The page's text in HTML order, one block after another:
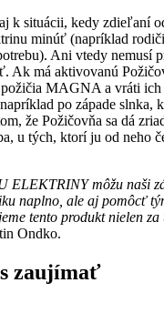
k situácii, kedy zdieľaní
minúť (napríklad
Ani vtedy nemusí
Ak má aktivovanú
MAGNA a vráti
po západe slnka,
že Požičovňa sa dá
u tých, ktorí ju od neho
ELEKTRINY môžu naši
naplno, ale aj pomôcť
tento produkt nielen
Ondko.
zaujímať